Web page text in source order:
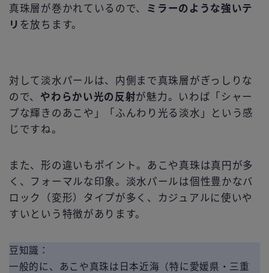
真珠層が巻かれているので、
ミラーのような強いテ
リ を放ちます。
対して淡水パールは、内側まで真珠層がぎっしりな
ので、 やわらかい光の反射が魅力。いわば「シャー
プな輝きのあこや」「ふんわり光る淡水」という感
じですね。
また、形の違いもポイント。あこや真珠は真円が多
く、フォーマルな印象。淡水パールは個性豊かなバ
ロック（変形）タイプが多く、カジュアルに使いや
すいという特徴があります。
豆知識：
一般的に、あこや真珠は日本近海（特に愛媛県・三重